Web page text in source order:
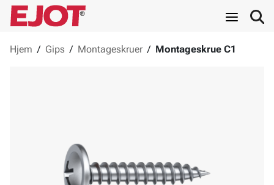
Hjem / Gips / Montageskruer / Montageskrue C1